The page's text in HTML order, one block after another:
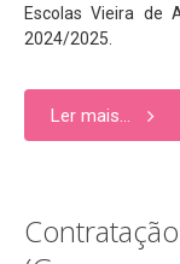
Escolas Vieira de
2024/2025.
Ler mais...